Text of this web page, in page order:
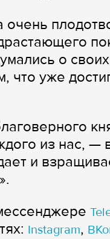
о
что уже
из нас, —
и
Instagram,